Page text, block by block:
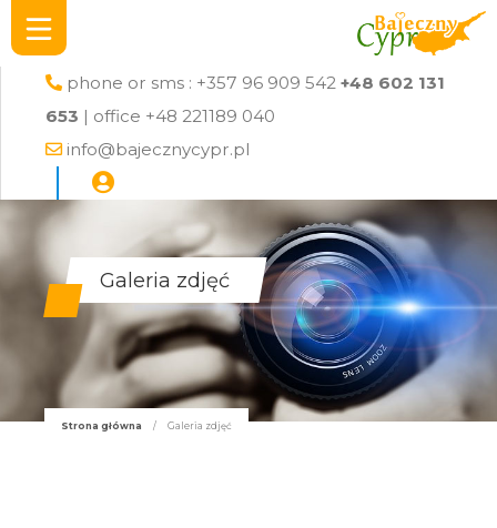
phone or sms : +357 96 909 542 +48 602 131
653 | office +48 221189 040
info@bajecznycypr.pl
Galeria zdjęć
Strona główna / Galeria zdjęć